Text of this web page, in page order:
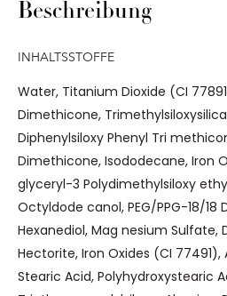
Beschreibung
INHALTSSTOFFE
Water, Titanium Dioxide (CI
Dimethicone,
Diphenylsiloxy Phenyl Tri
Dimethicone, Isododecane, Iron
glyceryl-3 Polydimethylsiloxy
Octyldode canol, PEG/PPG-18/18
Hexanediol, Mag nesium Sulfate,
Hectorite, Iron Oxides (CI
Stearic Acid, Polyhydroxystearic